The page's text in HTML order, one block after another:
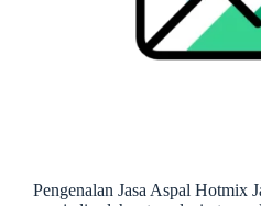
Pengenalan Jasa Aspal Hotmix